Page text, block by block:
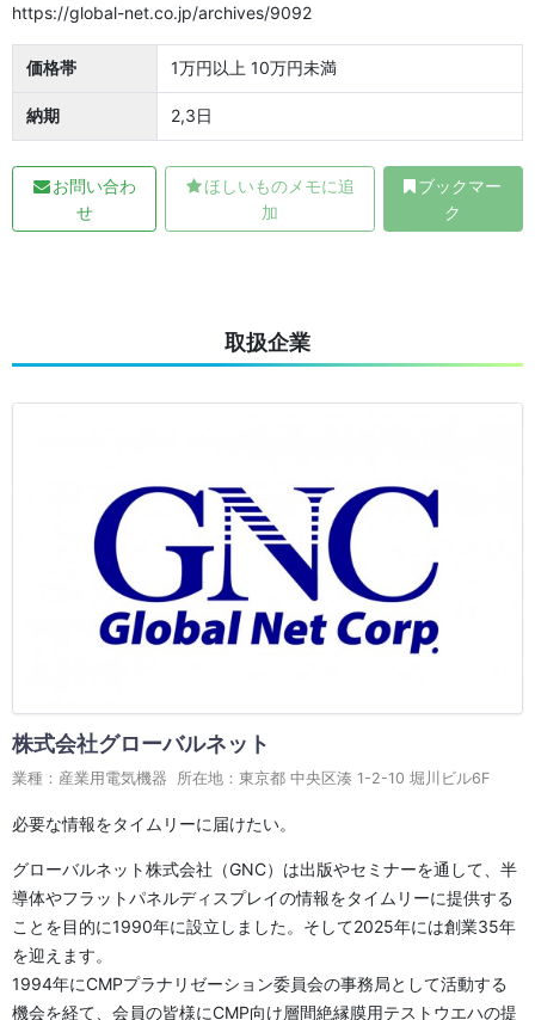
https://global-net.co.jp/archives/9092
価格帯 1万円以上 10万円未満
納期 2,3日
お問い合わ
せ
ほしいものメモに追
加
ブックマー
ク
取扱企業
株式会社グローバルネット
業種：産業用電気機器 所在地：東京都 中央区湊 1-2-10 堀川ビル6F
必要な情報をタイムリーに届けたい。
グローバルネット株式会社（GNC）は出版やセミナーを通して、半
導体やフラットパネルディスプレイの情報をタイムリーに提供する
ことを目的に1990年に設立しました。そして2025年には創業35年
を迎えます。
1994年にCMPプラナリゼーション委員会の事務局として活動する
機会を経て、会員の皆様にCMP向け層間絶縁膜用テストウエハの提